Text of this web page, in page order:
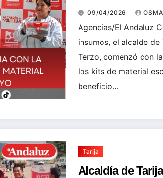
escolar de
09/04/2026
Agencias/El Andaluz
insumos, el alcalde de
Terzo, comenzó con
los kits de material
beneficio…
Tarija
Alcaldía de